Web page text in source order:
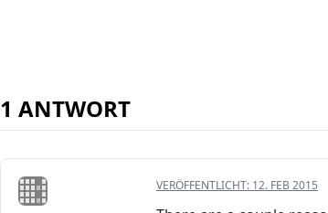
1 ANTWORT
VERÖFFENTLICHT: 12. FEB 2015